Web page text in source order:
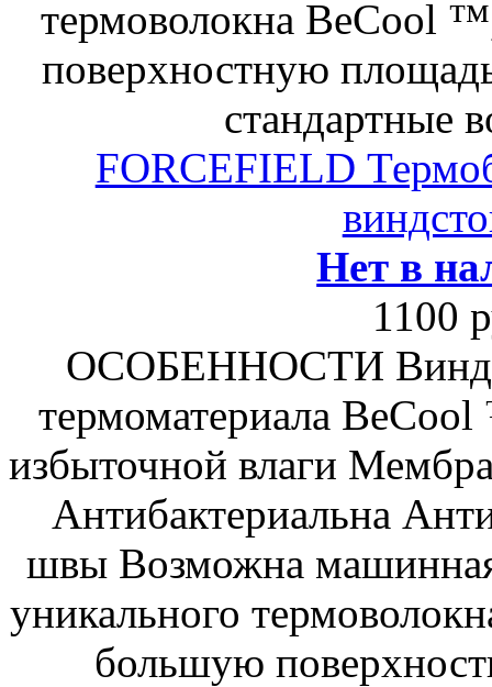
термоволокна
поверхностную
стандартные
FORCEFIELD
Нет в
1100
ОСОБЕННОСТИ
термоматериала
избыточной влаги
Антибактериальна
швы Возможна
уникального
большую